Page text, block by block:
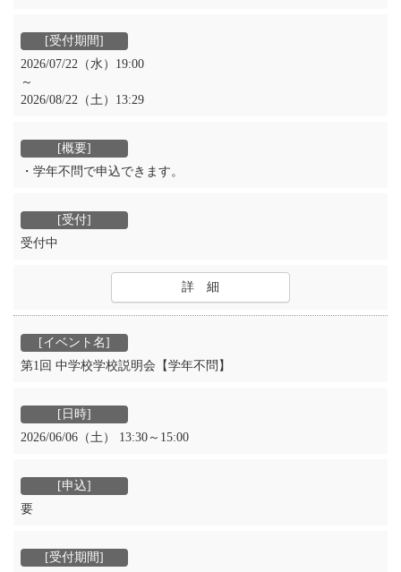
2026/07/22（水）19:00
～
2026/08/22（土）13:29
・学年不問で申込できます。
受付中
詳 細
第1回 中学校学校説明会【学年不問】
2026/06/06（土） 13:30～15:00
要